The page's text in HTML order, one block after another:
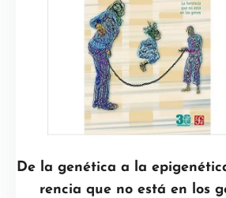
De la genética a la
rencia que no está en los